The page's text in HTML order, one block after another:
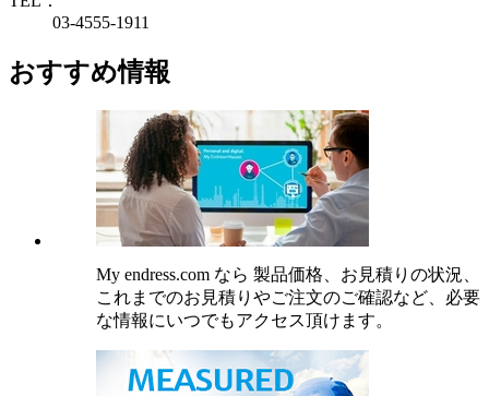
03-4555-1911
おすすめ情報
My endress.com なら 製品価格、お見積りの状況、
これまでのお見積りやご注文のご確認など、必要
な情報にいつでもアクセス頂けます。